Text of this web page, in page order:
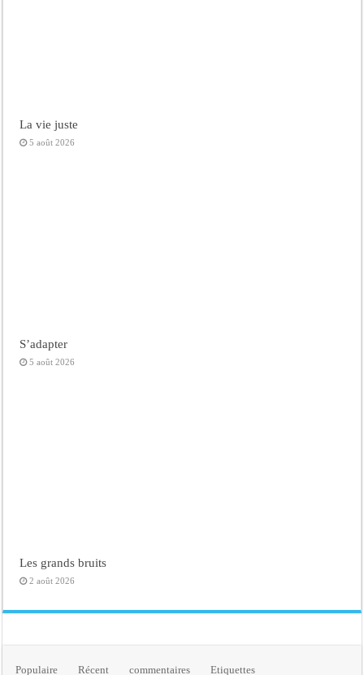
La vie juste
5 août 2026
S’adapter
5 août 2026
Les grands bruits
2 août 2026
Populaire Récent commentaires Etiquettes